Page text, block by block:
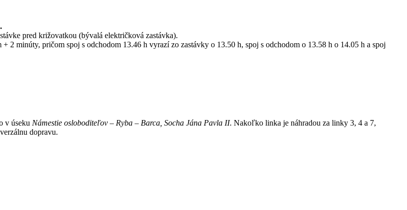
pred križovatkou (bývalá električková zastávka).
2 minúty, pričom spoj s odchodom 13.46 h vyrazí zo zastávky o 13.50 h, spoj s odchodom o 13.58 h o 14.05 h a spoj
v úseku Námestie osloboditeľov – Ryba – Barca, Socha Jána Pavla II. Nakoľko linka je náhradou za linky 3, 4 a 7,
dopravu.